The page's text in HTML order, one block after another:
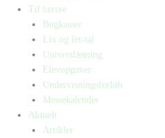
Til lærere
Bogkasser
Lix og let-tal
Universlæsning
Elevopgaver
Undervisningsforløb
Messekalender
Aktuelt
Artikler